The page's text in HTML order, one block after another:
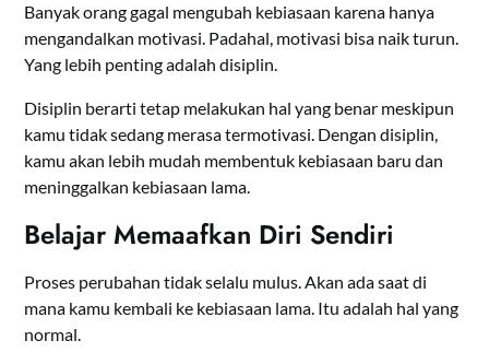
Banyak orang gagal mengubah kebiasaan karena hanya
mengandalkan motivasi. Padahal, motivasi bisa naik turun.
Yang lebih penting adalah disiplin.
Disiplin berarti tetap melakukan hal yang benar meskipun
kamu tidak sedang merasa termotivasi. Dengan disiplin,
kamu akan lebih mudah membentuk kebiasaan baru dan
meninggalkan kebiasaan lama.
Belajar Memaafkan Diri Sendiri
Proses perubahan tidak selalu mulus. Akan ada saat di
mana kamu kembali ke kebiasaan lama. Itu adalah hal yang
normal.